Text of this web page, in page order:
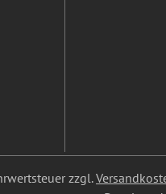
zzgl.